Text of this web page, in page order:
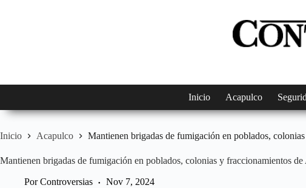
Inicio Acapulco
Inicio Acapulco Mantienen brigadas de fumigación en poblados,
Mantienen brigadas de fumigación en poblados, colonias y fraccionamientos
Por Controversias Nov 7, 2024